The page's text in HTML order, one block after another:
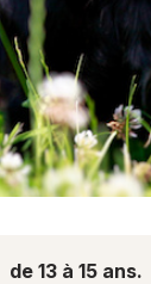
de 13 à 15 ans.